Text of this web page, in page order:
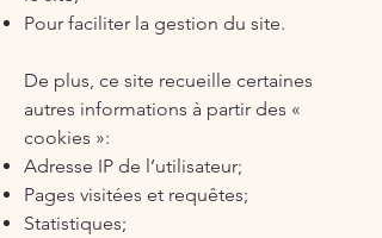
Pour faciliter la gestion du site.
De plus, ce site recueille certaines
autres informations à partir des «
cookies »:
Adresse IP de l’utilisateur;
Pages visitées et requêtes;
Statistiques;